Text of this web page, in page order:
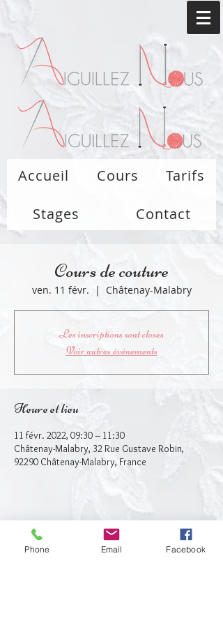
Accueil Cours Tarifs
Stages Contact
Cours de couture
ven. 11 févr.
  |
Châtenay-Malabry
Les inscriptions sont closes
Voir autres événements
Heure et lieu
11 févr. 2022, 09:30 – 11:30
Châtenay-Malabry, 32 Rue Gustave Robin,
92290 Châtenay-Malabry, France
Partager cet événement
Phone Email Facebook